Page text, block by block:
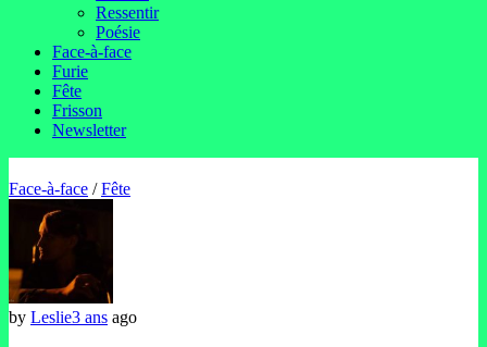
Ressentir
Poésie
Face-à-face
Furie
Fête
Frisson
Newsletter
Face-à-face /Fête
by Leslie3 ans ago